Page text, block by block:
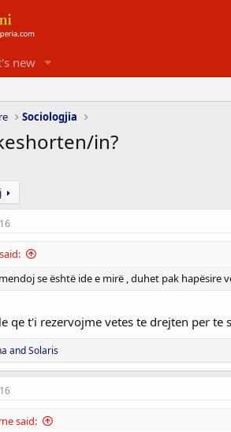
new
Sociologjia
in?
se është ide e mirë , duhet pak hapësire
qe t'i rezervojme vetes te drejten per te
andSolaris
said: